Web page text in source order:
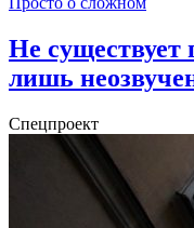
Не существует
лишь
Спецпроект